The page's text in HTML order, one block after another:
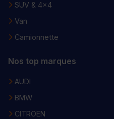
SUV & 4x4
Van
Camionnette
Nos top marques
AUDI
BMW
CITROEN